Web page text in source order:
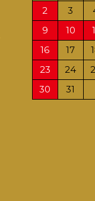
2
3
9
10
16
17
23
24
30
31